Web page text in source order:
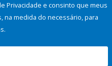
Privacidade e consinto que meus
na medida do necessário, para